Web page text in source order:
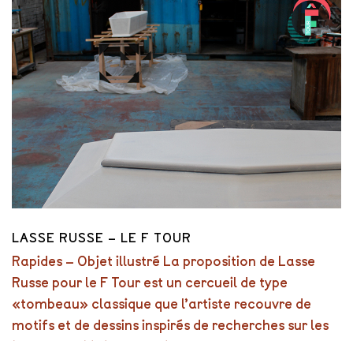
LASSE RUSSE – LE F TOUR
Rapides – Objet illustré La proposition de Lasse
Russe pour le F Tour est un cercueil de type
«tombeau» classique que l’artiste recouvre de
motifs et de dessins inspirés de recherches sur les